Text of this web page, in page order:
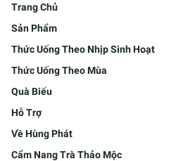
Trang Chủ
Sản Phẩm
Thức Uống Theo Nhịp Sinh Hoạt
Thức Uống Theo Mùa
Quà Biếu
Hỗ Trợ
Về Hùng Phát
Cẩm Nang Trà Thảo Mộc